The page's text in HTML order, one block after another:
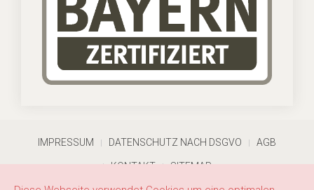
IMPRESSUM DATENSCHUTZ NACH DSGVO AGB
KONTAKT SITEMAP